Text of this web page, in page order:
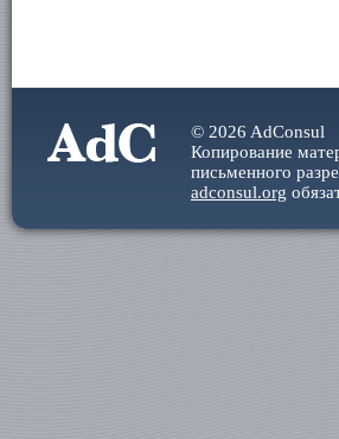
© 2026 AdConsul
Копирование
письменного
adconsul.org